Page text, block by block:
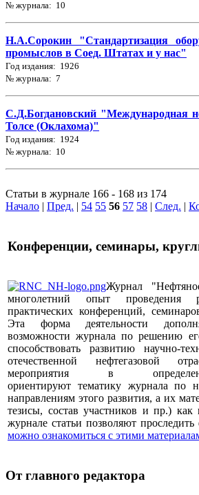
№ журнала: 10
Н.А.Сорокин "Стандартизация
промыслов в Соед. Штатах и у нас"
Год издания: 1926
№ журнала: 7
С.Д.Богдановский "Международная
Толсе (Оклахома)"
Год издания: 1924
№ журнала: 10
Статьи в журнале 166 - 168 из 174
Начало | Пред. | 54 55 56 57 58 | След. |
Конференции, семинары,
Журнал
многолетний опыт проведения
практических конференций,
Эта форма деятельности
возможности журнала по решению
способствовать развитию научно-
отечественной нефтегазовой
мероприятия в
ориентируют тематику журнала по
направлениям этого развития, а их
тезисы, состав участников и пр.)
журнале статьи позволяют
можно ознакомиться с этими
От главного редактора